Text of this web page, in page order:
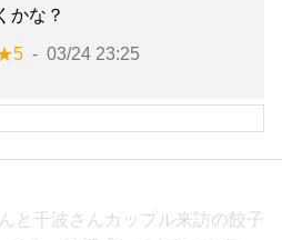
かな？
03/24 23:25
と千波さんカップル来訪の餃子